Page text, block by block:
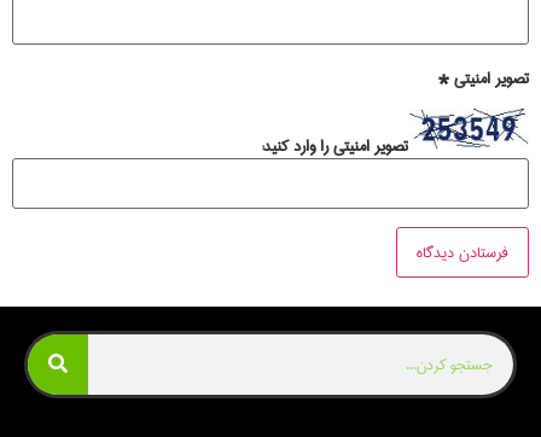
تصویر امنیتی*
تصویر امنیتی را وارد کنید: